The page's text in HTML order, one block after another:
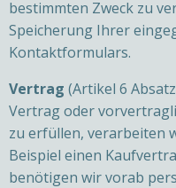
bestimmten Zweck zu
Speicherung Ihrer
Kontaktformulars.
Vertrag (Artikel 6
Vertrag oder
zu erfüllen, verarbeiten
Beispiel einen
benötigen wir vorab